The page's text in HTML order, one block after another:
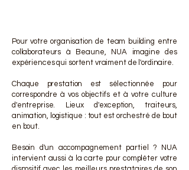
Pour votre organisation de team building entre
collaborateurs à Beaune, NUA imagine des
expériences qui sortent vraiment de l'ordinaire.
Chaque prestation est sélectionnée pour
correspondre à vos objectifs et à votre culture
d'entreprise. Lieux d'exception, traiteurs,
animation, logistique : tout est orchestré de bout
en bout.
Besoin d'un accompagnement partiel ? NUA
intervient aussi à la carte pour compléter votre